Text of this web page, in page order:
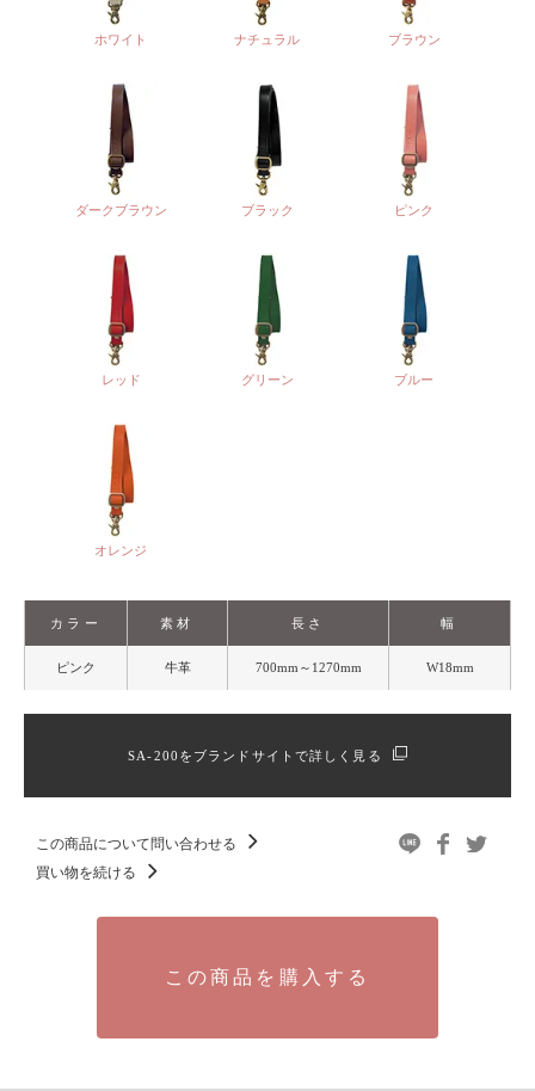
ホワイト ナチュラル ブラウン
ダークブラウン ブラック ピンク
レッド グリーン ブルー
オレンジ
カラー 素材 長さ 幅
ピンク 牛革 700mm～1270mm W18mm
SA-200をブランドサイトで詳しく見る
この商品を購入する
この商品について問い合わせる
買い物を続ける